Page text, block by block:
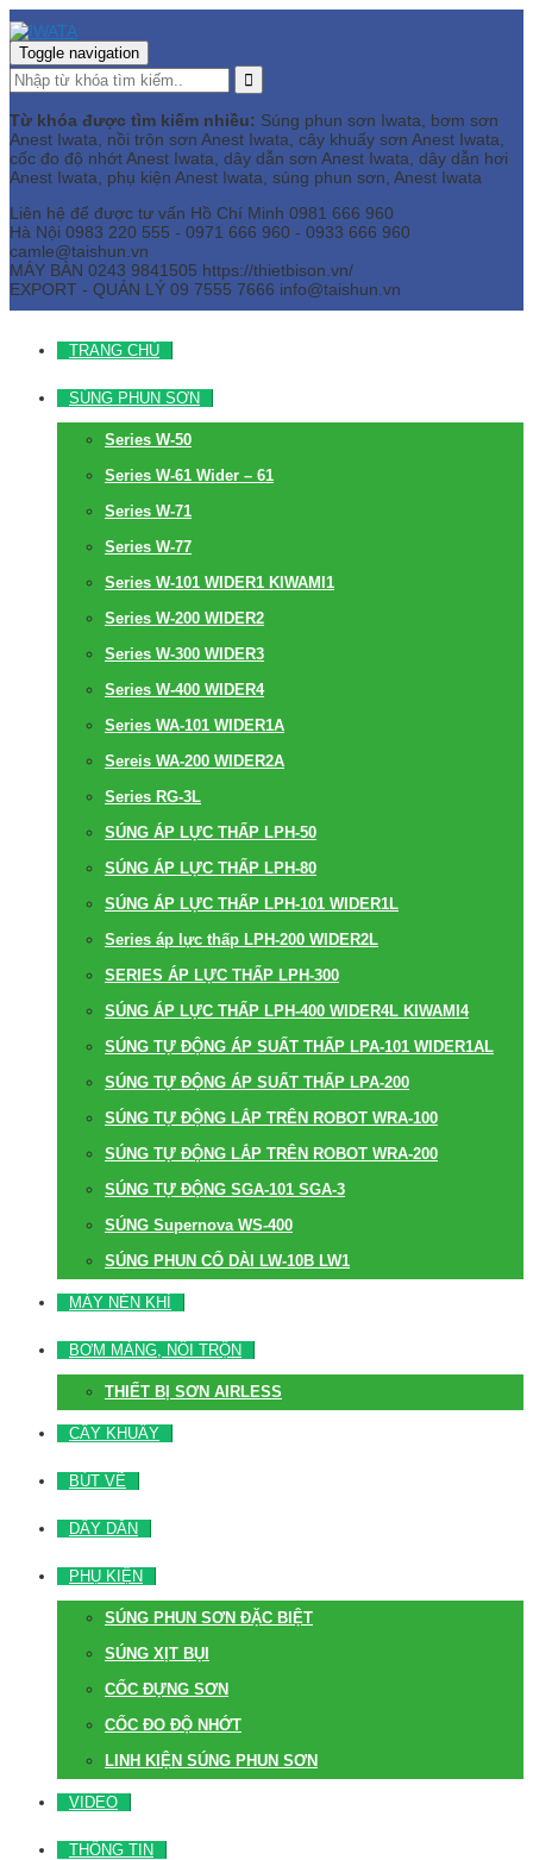
Toggle navigation
Từ khóa được tìm kiếm nhiều: Súng phun sơn Iwata, bơm sơn
Anest Iwata, nồi trộn sơn Anest Iwata, cây khuấy sơn Anest Iwata,
cốc đo độ nhớt Anest Iwata, dây dẫn sơn Anest Iwata, dây dẫn hơi
Anest Iwata, phụ kiện Anest Iwata, súng phun sơn, Anest Iwata
Liên hệ để được tư vấn Hồ Chí Minh 0981 666 960
Hà Nội 0983 220 555 - 0971 666 960 - 0933 666 960
camle@taishun.vn
MÁY BÀN 0243 9841505 https://thietbison.vn/
EXPORT - QUẢN LÝ 09 7555 7666 info@taishun.vn
TRANG CHỦ
SÚNG PHUN SƠN
Series W-50
Series W-61 Wider – 61
Series W-71
Series W-77
Series W-101 WIDER1 KIWAMI1
Series W-200 WIDER2
Series W-300 WIDER3
Series W-400 WIDER4
Series WA-101 WIDER1A
Sereis WA-200 WIDER2A
Series RG-3L
SÚNG ÁP LỰC THẤP LPH-50
SÚNG ÁP LỰC THẤP LPH-80
SÚNG ÁP LỰC THẤP LPH-101 WIDER1L
Series áp lực thấp LPH-200 WIDER2L
SERIES ÁP LỰC THẤP LPH-300
SÚNG ÁP LỰC THẤP LPH-400 WIDER4L KIWAMI4
SÚNG TỰ ĐỘNG ÁP SUẤT THẤP LPA-101 WIDER1AL
SÚNG TỰ ĐỘNG ÁP SUẤT THẤP LPA-200
SÚNG TỰ ĐỘNG LẮP TRÊN ROBOT WRA-100
SÚNG TỰ ĐỘNG LẮP TRÊN ROBOT WRA-200
SÚNG TỰ ĐỘNG SGA-101 SGA-3
SÚNG Supernova WS-400
SÚNG PHUN CỔ DÀI LW-10B LW1
MÁY NÉN KHÍ
BƠM MÀNG, NỒI TRỘN
THIẾT BỊ SƠN AIRLESS
CÂY KHUẤY
BÚT VẼ
DÂY DẪN
PHỤ KIỆN
SÚNG PHUN SƠN ĐẶC BIỆT
SÚNG XỊT BỤI
CỐC ĐỰNG SƠN
CỐC ĐO ĐỘ NHỚT
LINH KIỆN SÚNG PHUN SƠN
VIDEO
THÔNG TIN